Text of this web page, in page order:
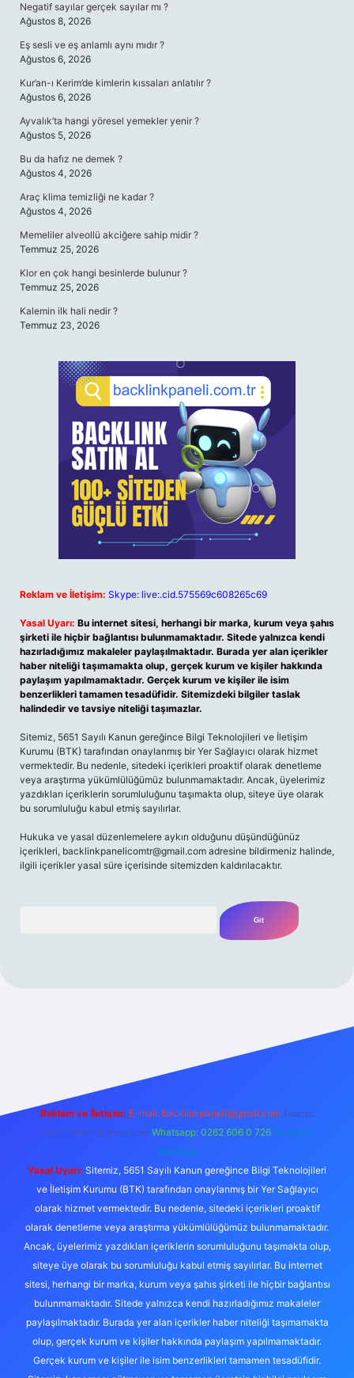
Negatif sayılar gerçek sayılar mı ?
Ağustos 8, 2026
Eş sesli ve eş anlamlı aynı mıdır ?
Ağustos 6, 2026
Kur’an-ı Kerim’de kimlerin kıssaları anlatılır ?
Ağustos 6, 2026
Ayvalık’ta hangi yöresel yemekler yenir ?
Ağustos 5, 2026
Bu da hafız ne demek ?
Ağustos 4, 2026
Araç klima temizliği ne kadar ?
Ağustos 4, 2026
Memeliler alveollü akciğere sahip midir ?
Temmuz 25, 2026
Klor en çok hangi besinlerde bulunur ?
Temmuz 25, 2026
Kalemin ilk hali nedir ?
Temmuz 23, 2026
Reklam ve İletişim: Skype: live:.cid.575569c608265c69
Yasal Uyarı: Bu internet sitesi, herhangi bir marka, kurum veya şahıs
şirketi ile hiçbir bağlantısı bulunmamaktadır. Sitede yalnızca kendi
hazırladığımız makaleler paylaşılmaktadır. Burada yer alan içerikler
haber niteliği taşımamakta olup, gerçek kurum ve kişiler hakkında
paylaşım yapılmamaktadır. Gerçek kurum ve kişiler ile isim
benzerlikleri tamamen tesadüfidir. Sitemizdeki bilgiler taslak
halindedir ve tavsiye niteliği taşımazlar.
Sitemiz, 5651 Sayılı Kanun gereğince Bilgi Teknolojileri ve İletişim
Kurumu (BTK) tarafından onaylanmış bir Yer Sağlayıcı olarak hizmet
vermektedir. Bu nedenle, sitedeki içerikleri proaktif olarak denetleme
veya araştırma yükümlülüğümüz bulunmamaktadır. Ancak, üyelerimiz
yazdıkları içeriklerin sorumluluğunu taşımakta olup, siteye üye olarak
bu sorumluluğu kabul etmiş sayılırlar.
Hukuka ve yasal düzenlemelere aykırı olduğunu düşündüğünüz
içerikleri, backlinkpanelicomtr@gmail.com adresine bildirmeniz halinde,
ilgili içerikler yasal süre içerisinde sitemizden kaldırılacaktır.
Reklam ve İletişim: E-mail: backlinkpaneli@gmail.com Teams:
forumhizmeti@gmail.com Whatsapp: 0262 606 0 726 Telegram:
@karabul
Yasal Uyarı: Sitemiz, 5651 Sayılı Kanun gereğince Bilgi Teknolojileri
ve İletişim Kurumu (BTK) tarafından onaylanmış bir Yer Sağlayıcı
olarak hizmet vermektedir. Bu nedenle, sitedeki içerikleri proaktif
olarak denetleme veya araştırma yükümlülüğümüz bulunmamaktadır.
Ancak, üyelerimiz yazdıkları içeriklerin sorumluluğunu taşımakta olup,
siteye üye olarak bu sorumluluğu kabul etmiş sayılırlar. Bu internet
sitesi, herhangi bir marka, kurum veya şahıs şirketi ile hiçbir bağlantısı
bulunmamaktadır. Sitede yalnızca kendi hazırladığımız makaleler
paylaşılmaktadır. Burada yer alan içerikler haber niteliği taşımamakta
olup, gerçek kurum ve kişiler hakkında paylaşım yapılmamaktadır.
Gerçek kurum ve kişiler ile isim benzerlikleri tamamen tesadüfidir.